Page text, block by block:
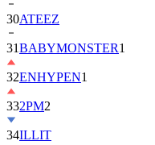
30ATEEZ
31BABYMONSTER1
32ENHYPEN1
332PM2
34ILLIT